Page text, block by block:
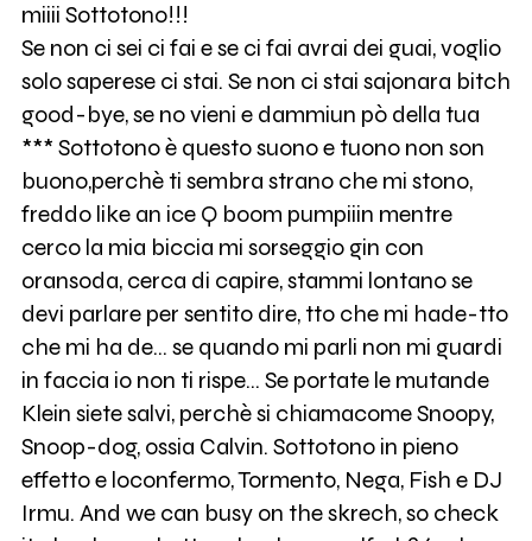
miiii Sottotono!!!
Se non ci sei ci fai e se ci fai avrai dei guai, voglio
solo saperese ci stai. Se non ci stai sajonara bitch
good-bye, se no vieni e dammiun pò della tua
*** Sottotono è questo suono e tuono non son
buono,perchè ti sembra strano che mi stono,
freddo like an ice Q boom pumpiiin mentre
cerco la mia biccia mi sorseggio gin con
oransoda, cerca di capire, stammi lontano se
devi parlare per sentito dire, tto che mi hade-tto
che mi ha de... se quando mi parli non mi guardi
in faccia io non ti rispe... Se portate le mutande
Klein siete salvi, perchè si chiamacome Snoopy,
Snoop-dog, ossia Calvin. Sottotono in pieno
effetto e loconfermo, Tormento, Nega, Fish e DJ
Irmu. And we can busy on the skrech, so check